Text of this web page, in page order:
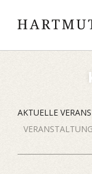
AKTUELLE